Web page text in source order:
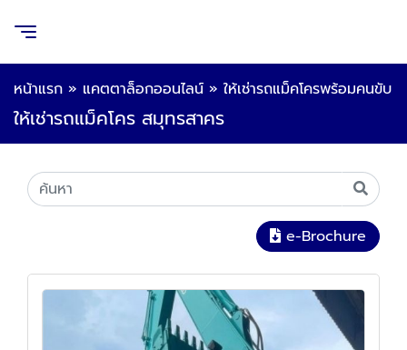
หน้าแรก » แคตตาล็อกออนไลน์ » ให้เช่ารถแม็คโครพร้อมคนขับ
ให้เช่ารถแม็คโคร สมุทรสาคร
e-Brochure